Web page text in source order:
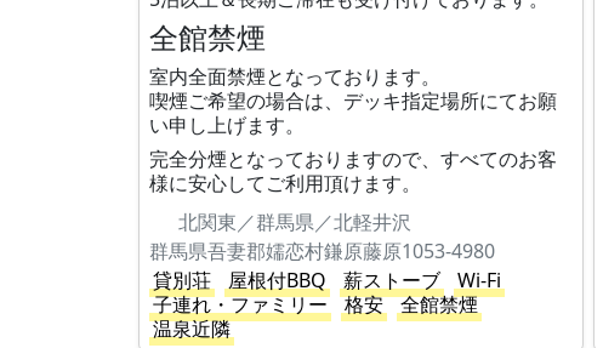
全館禁煙
室内全面禁煙となっております。
喫煙ご希望の場合は、デッキ指定場所にてお願
い申し上げます。
完全分煙となっておりますので、すべてのお客
様に安心してご利用頂けます。
北関東／群馬県／北軽井沢
群馬県吾妻郡嬬恋村鎌原藤原1053-4980
貸別荘
屋根付BBQ 薪ストーブ
Wi-Fi
子連れ・ファミリー
格安
全館禁煙
温泉近隣